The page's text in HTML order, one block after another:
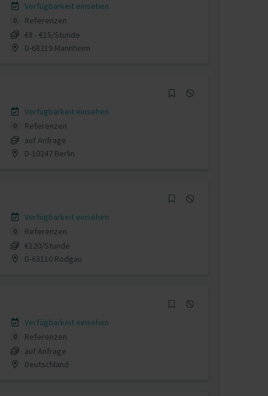
Verfügbarkeit einsehen
0
Referenzen
€8 - €15/Stunde
D-68219 Mannheim
Verfügbarkeit einsehen
0
Referenzen
auf Anfrage
D-10247 Berlin
Verfügbarkeit einsehen
0
Referenzen
€120/Stunde
D-63110 Rodgau
Verfügbarkeit einsehen
0
Referenzen
auf Anfrage
Deutschland